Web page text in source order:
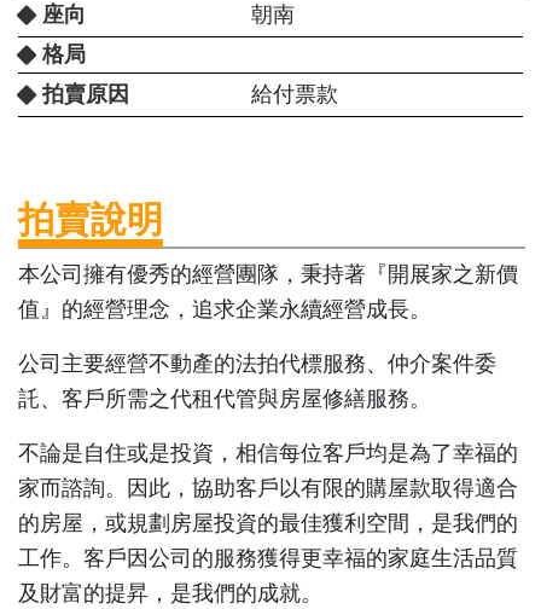
座向
朝南
格局
拍賣原因
給付票款
拍賣說明
本公司擁有優秀的經營團隊，秉持著『開展家之新價
值』的經營理念，追求企業永續經營成長。
公司主要經營不動產的法拍代標服務、仲介案件委
託、客戶所需之代租代管與房屋修繕服務。
不論是自住或是投資，相信每位客戶均是為了幸福的
家而諮詢。因此，協助客戶以有限的購屋款取得適合
的房屋，或規劃房屋投資的最佳獲利空間，是我們的
工作。客戶因公司的服務獲得更幸福的家庭生活品質
及財富的提昇，是我們的成就。